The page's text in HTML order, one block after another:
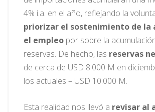
4% i.a. en el año, reflejando la
priorizar el sostenimiento de la
el empleo por sobre la
reservas. De hecho, las reservas
de cerca de USD 8.000 M en
los actuales – USD 10.000 M.
Esta realidad nos llevó a revisar al